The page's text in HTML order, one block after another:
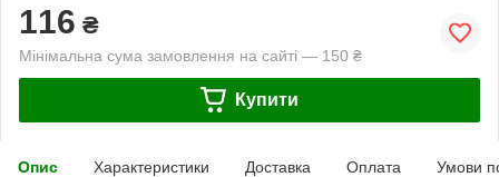
116 ₴
Мінімальна сума замовлення на сайті — 150 ₴
Купити
Опис Характеристики Доставка Оплата Умови